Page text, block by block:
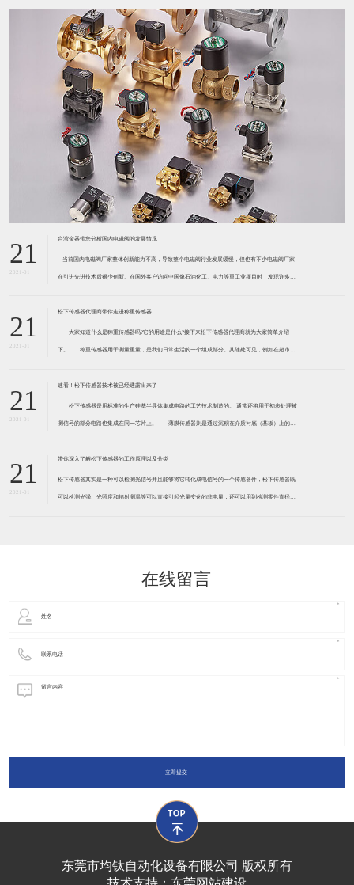
21
2021-01
台湾金器带您分析国内电磁阀的发展情况
​ 当前国内电磁阀厂家整体创新能力不高，导致整个电磁阀行业发展缓慢，但也有不少电磁阀厂家
在引进先进技术后很少创新。在国外客户访问中国像石油化工、电力等重工业项目时，发现许多项
21
2021-01
松下传感器代理商带你走进称重传感器
大家知道什么是称重传感器吗?它的用途是什么?接下来松下传感器代理商就为大家简单介绍一
下。 称重传感器用于测量重量，是我们日常生活的一个组成部分。其随处可见，例如在超市柜
带有应变片的弹性体组成。弹性体通常由钢
21
2021-01
速看！松下传感器技术被已经透露出来了！
松下传感器是用标准的生产硅基半导体集成电路的工艺技术制造的。 通常还将用于初步处理被
测信号的部分电路也集成在同一芯片上。 薄膜传感器则是通过沉积在介质衬底（基板）上的，
器是利用相应材料的浆料，涂覆在陶瓷基片上
21
2021-01
带你深入了解松下传感器的工作原理以及分类
松下传感器其实是一种可以检测光信号并且能够将它转化成电信号的一个传感器件，松下传感器既
可以检测光强、光照度和辐射测温等可以直接引起光量变化的非电量，还可以用到检测零件直径、
在线留言
立即提交
东莞市均钛自动化设备有限公司 版权所有